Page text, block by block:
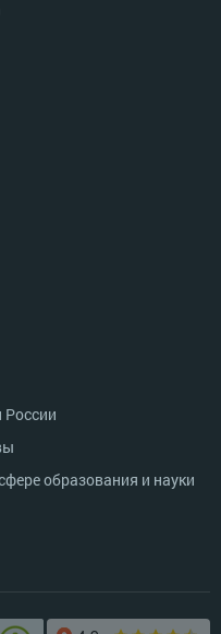
России
образования и науки